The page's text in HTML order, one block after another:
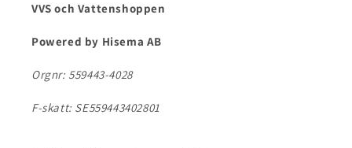
VVS och Vattenshoppen
Powered by Hisema AB
Orgnr: 559443-4028
F-skatt: SE559443402801